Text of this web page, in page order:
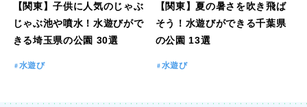
【関東】子供に人気のじゃぶ
じゃぶ池や噴水！水遊びがで
きる埼玉県の公園 30選
水遊び
【関東】夏の暑さを吹き飛ば
そう！水遊びができる千葉県
の公園 13選
水遊び